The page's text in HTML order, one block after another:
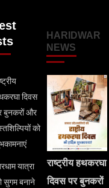
दिवस
बुनकरों और
को
यात्रा
सुगम बनाने
HARIDWAR
NEWS
राष्ट्रीय हथकरघा
दिवस पर बुनकरों